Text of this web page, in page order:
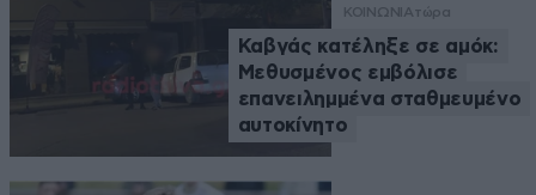
ΚΟΙΝΩΝΙΑτώρα
Καβγάς κατέληξε σε αμόκ:
Μεθυσμένος εμβόλισε
επανειλημμένα σταθμευμένο
αυτοκίνητο